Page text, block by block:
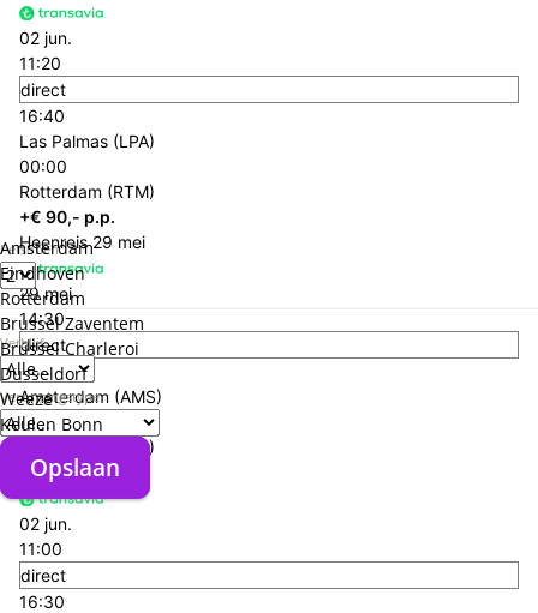
Personen
Verblijf
Verzorgingstype
Opslaan
Amsterdam
Eindhoven
Rotterdam
Brussel Zaventem
Brussel Charleroi
Düsseldorf
Weeze
Keulen Bonn
Opslaan
02 jun.
11:20
direct
16:40
Las Palmas (LPA)
00:00
Rotterdam (RTM)
+€ 90,- p.p.
Heenreis 29 mei
29 mei
14:30
direct
18:10
Amsterdam (AMS)
04:40
Las Palmas (LPA)
Terugreis 02 jun.
02 jun.
11:00
direct
16:30